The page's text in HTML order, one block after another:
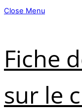
Close Menu
Fiche
sur le